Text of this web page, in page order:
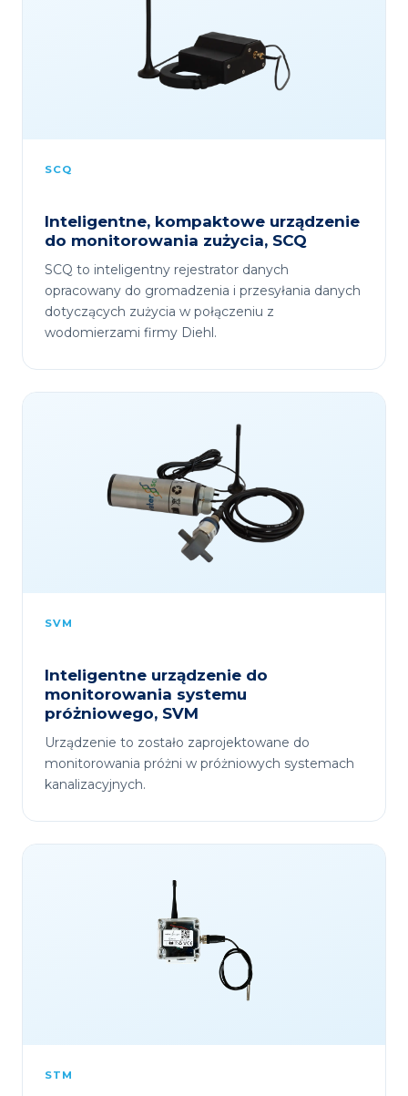
SCQ
Inteligentne, kompaktowe urządzenie
do monitorowania zużycia, SCQ
SCQ to inteligentny rejestrator danych
opracowany do gromadzenia i przesyłania danych
dotyczących zużycia w połączeniu z
wodomierzami firmy Diehl.
SVM
Inteligentne urządzenie do
monitorowania systemu
próżniowego, SVM
Urządzenie to zostało zaprojektowane do
monitorowania próżni w próżniowych systemach
kanalizacyjnych.
STM